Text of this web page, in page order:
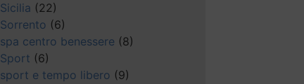
Sicilia (22)
Sorrento (6)
spa centro benessere (8)
Sport (6)
sport e tempo libero (9)